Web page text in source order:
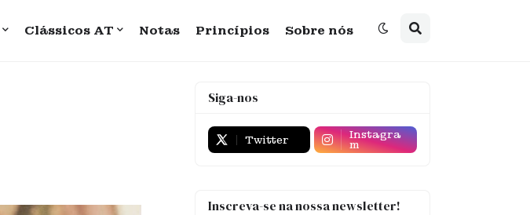
Clássicos AT Notas Princípios Sobre nós
Siga-nos
Twitter Instagra
m
Inscreva-se na nossa newsletter!